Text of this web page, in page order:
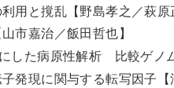
用と撹乱【野島孝之／萩原
市嘉治／飯田哲也】
した病原性解析 比較ゲノ
発現に関与する転写因子【